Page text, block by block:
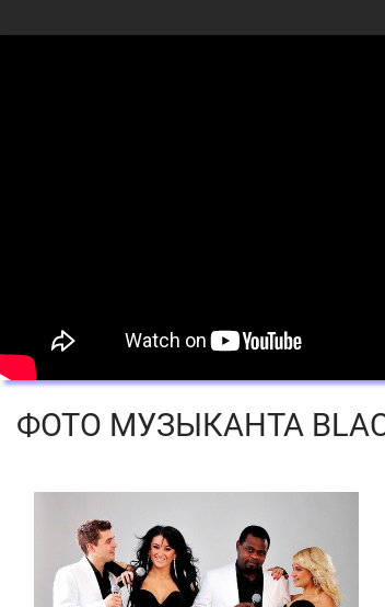
ФОТО МУЗЫКАНТА